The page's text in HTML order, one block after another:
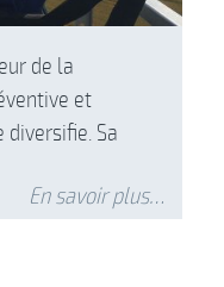
de la
et
diversifie. Sa
En savoir plus…